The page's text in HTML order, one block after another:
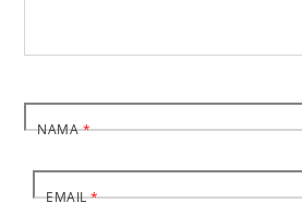
NAMA*
EMAIL*